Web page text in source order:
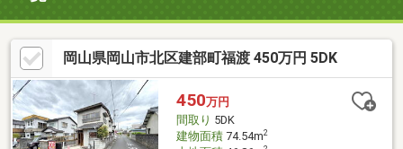
岡山県岡山市北区建部町福渡 450万円 5DK
450万円
間取り 5DK
建物面積74.54m2